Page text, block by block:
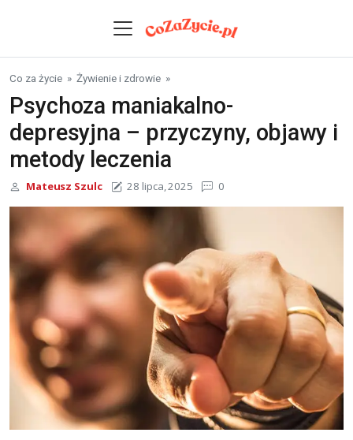
Co za życie » Żywienie i zdrowie »
Psychoza maniakalno-
depresyjna – przyczyny, objawy i
metody leczenia
Mateusz Szulc 28 lipca, 2025 0